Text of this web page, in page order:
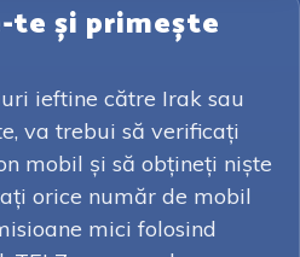
te și primește
ieftine către Irak sau
va trebui să verificați
mobil și să obțineți niște
orice număr de mobil
mici folosind